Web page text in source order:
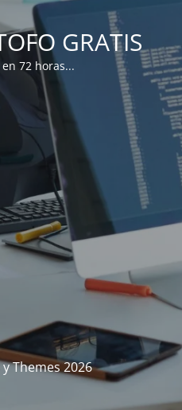
GRATIS
72 horas...
Themes 2026